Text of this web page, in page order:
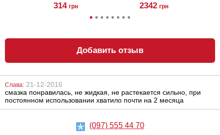
314 грн 2342 грн
Фаллоимитатор
Doc Johnson
грн
Насадка для
страпона Doc
Inch Pink
1218
Добавить отзыв
Слава: 21-12-2016
смазка понравилась, не жидкая, не растекается сильно, при
постоянном использовании хватило почти на 2 месяца
(097) 555 44 70